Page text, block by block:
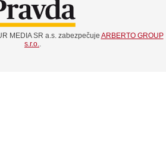
MEDIA SR a.s. zabezpečuje ARBERTO GROUP
s.r.o.